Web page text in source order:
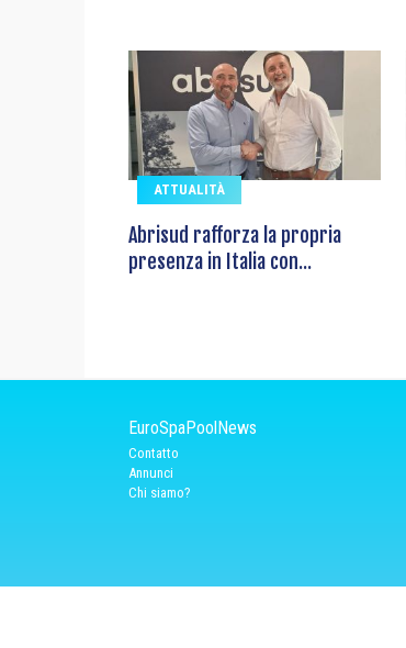
ATTUALITÀ
Abrisud rafforza la propria
presenza in Italia con...
EuroSpaPoolNews
Contatto
Annunci
Chi siamo?